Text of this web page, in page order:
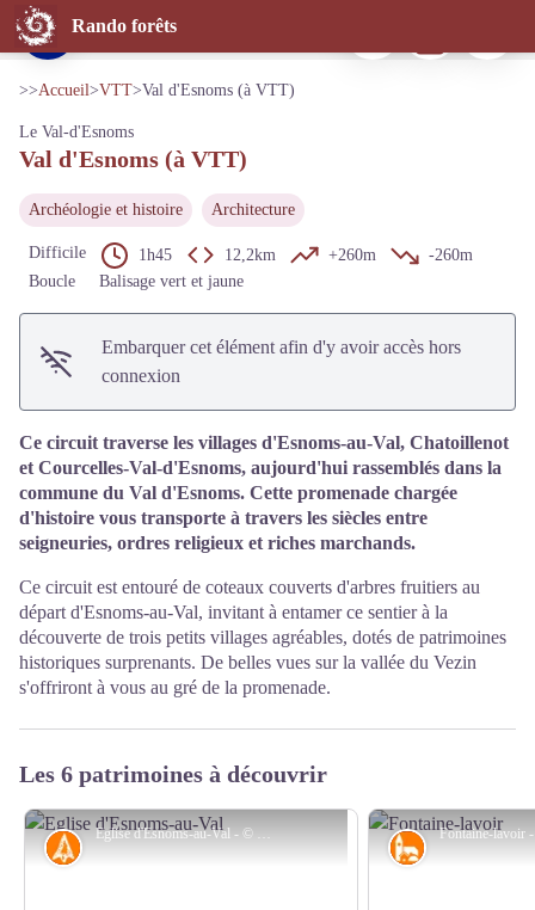
Rando forêts
Val d'Esnoms (à VTT)
Voir l'image en plein écran
>>Accueil>VTT>Val d'Esnoms (à VTT)
Le Val-d'Esnoms
Val d'Esnoms (à VTT)
Archéologie et histoire Architecture
Difficile 1h45 12,2km +260m
-260m
Boucle
Balisage vert et jaune
Embarquer cet élément afin d'y avoir accès hors
connexion
Ce circuit traverse les villages d'Esnoms-au-Val, Chatoillenot
et Courcelles-Val-d'Esnoms, aujourd'hui rassemblés dans la
commune du Val d'Esnoms. Cette promenade chargée
d'histoire vous transporte à travers les siècles entre
seigneuries, ordres religieux et riches marchands.
Ce circuit est entouré de coteaux couverts d'arbres fruitiers au
départ d'Esnoms-au-Val, invitant à entamer ce sentier à la
découverte de trois petits villages agréables, dotés de patrimoines
historiques surprenants. De belles vues sur la vallée du Vezin
s'offriront à vous au gré de la promenade.
Les 6 patrimoines à découvrir
Eglise d'Esnoms-au-Val - © Parc national de forêts
Histoire Petit